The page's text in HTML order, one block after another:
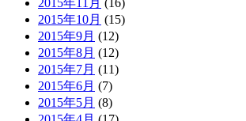
2015年10月 (15)
2015年9月 (12)
2015年8月 (12)
2015年7月 (11)
2015年6月 (7)
2015年5月 (8)